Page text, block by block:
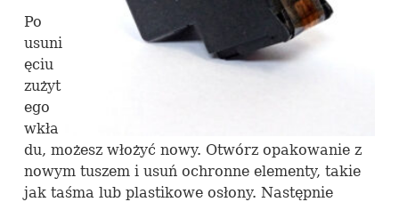
Po
usuni
ęciu
zużyt
ego
wkła
du, możesz włożyć nowy. Otwórz opakowanie z
nowym tuszem i usuń ochronne elementy, takie
jak taśma lub plastikowe osłony. Następnie